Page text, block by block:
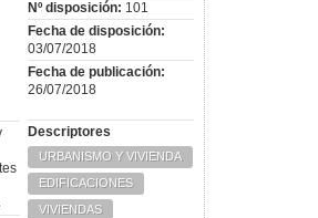
Nº disposición: 101
Fecha de disposición:
03/07/2018
Fecha de publicación:
26/07/2018
Descriptores
URBANISMO Y VIVIENDA
EDIFICACIONES
VIVIENDAS